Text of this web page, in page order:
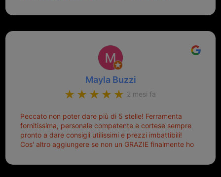
Sicuramente tornerò qui per qualsiasi altro problema.
Mayla Buzzi
2 mesi fa
Peccato non poter dare più di 5 stelle! Ferramenta
fornitissima, personale competente e cortese sempre
pronto a dare consigli utilissimi e prezzi imbattibili!
Cos' altro aggiungere se non un GRAZIE finalmente ho
mio riferimento. Ah dimenticavo...da loro sono riuscita